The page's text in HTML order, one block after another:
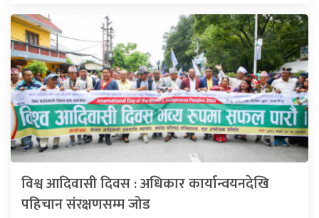
विश्व आदिवासी दिवस : अधिकार कार्यान्वयनदेखि
पहिचान संरक्षणसम्म जोड